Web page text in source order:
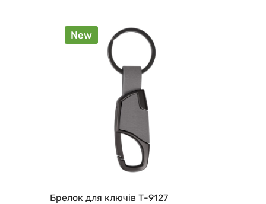
New
Брелок для ключів Т-9127